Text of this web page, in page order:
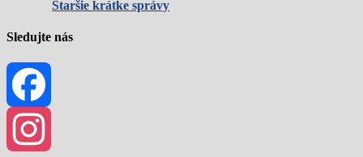
Staršie krátke správy
Sledujte nás
Facebook